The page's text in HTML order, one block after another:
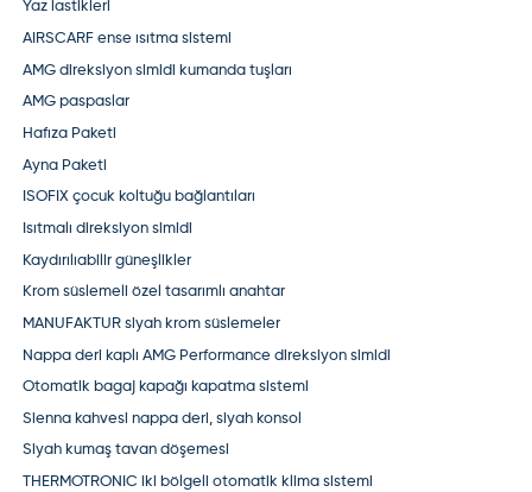
Yaz lastikleri
AIRSCARF ense ısıtma sistemi
AMG direksiyon simidi kumanda tuşları
AMG paspaslar
Hafıza Paketi
Ayna Paketi
ISOFIX çocuk koltuğu bağlantıları
Isıtmalı direksiyon simidi
Kaydırılıabilir güneşlikler
Krom süslemeli özel tasarımlı anahtar
MANUFAKTUR siyah krom süslemeler
Nappa deri kaplı AMG Performance direksiyon simidi
Otomatik bagaj kapağı kapatma sistemi
Sienna kahvesi nappa deri, siyah konsol
Siyah kumaş tavan döşemesi
THERMOTRONIC iki bölgeli otomatik klima sistemi